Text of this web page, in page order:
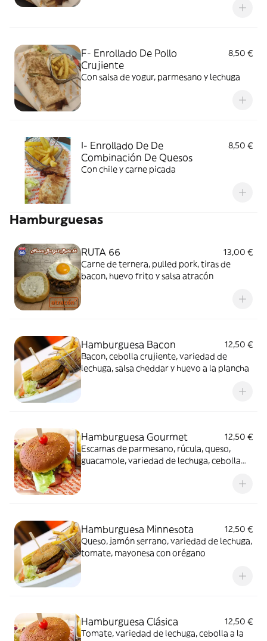
F- Enrollado De Pollo
Crujiente
8,50 €
Con salsa de yogur, parmesano y lechuga
I- Enrollado De De
Combinación De Quesos
8,50 €
Con chile y carne picada
Hamburguesas
RUTA 66
13,00 €
Carne de ternera, pulled pork, tiras de
bacon, huevo frito y salsa atracón
Hamburguesa Bacon
12,50 €
Bacon, cebolla crujiente, variedad de
lechuga, salsa cheddar y huevo a la plancha
Hamburguesa Gourmet
12,50 €
Escamas de parmesano, rúcula, queso,
guacamole, variedad de lechuga, cebolla
Hamburguesa Minnesota
12,50 €
Queso, jamón serrano, variedad de lechuga,
tomate, mayonesa con orégano
Hamburguesa Clásica
12,50 €
Tomate, variedad de lechuga, cebolla a la